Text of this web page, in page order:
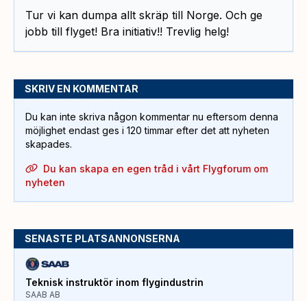
Tur vi kan dumpa allt skräp till Norge. Och ge
jobb till flyget! Bra initiativ!! Trevlig helg!
SKRIV EN KOMMENTAR
Du kan inte skriva någon kommentar nu eftersom denna
möjlighet endast ges i 120 timmar efter det att nyheten
skapades.
Du kan skapa en egen tråd i vårt Flygforum om
nyheten
SENASTE PLATSANNONSERNA
Teknisk instruktör inom flygindustrin
SAAB AB